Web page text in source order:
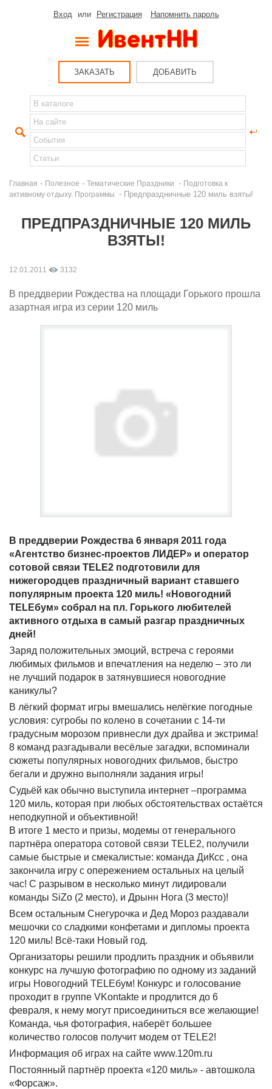
Вход или Регистрация Напомнить пароль
ЗАКАЗАТЬ ДОБАВИТЬ
Главная - Полезное - Тематические Праздники - Подготовка к
активному отдыху. Программы
- Предпраздничные 120 миль взяты!
ПРЕДПРАЗДНИЧНЫЕ 120 МИЛЬ
ВЗЯТЫ!
12.01.2011 3132
В преддверии Рождества на площади Горького прошла
азартная игра из серии 120 миль
В преддверии Рождества 6 января 2011 года
«Агентство бизнес-проектов ЛИДЕР» и оператор
сотовой связи TELE2 подготовили для
нижегородцев праздничный вариант ставшего
популярным проекта 120 миль! «Новогодний
TELEбум» собрал на пл. Горького любителей
активного отдыха в самый разгар праздничных
дней!
Заряд положительных эмоций, встреча с героями
любимых фильмов и впечатления на неделю – это ли
не лучший подарок в затянувшиеся новогодние
каникулы?
В лёгкий формат игры вмешались нелёгкие погодные
условия: сугробы по колено в сочетании с 14-ти
градусным морозом привнесли дух драйва и экстрима!
8 команд разгадывали весёлые загадки, вспоминали
сюжеты популярных новогодних фильмов, быстро
бегали и дружно выполняли задания игры!
Судьёй как обычно выступила интернет –программа
120 миль, которая при любых обстоятельствах остаётся
неподкупной и объективной!
В итоге 1 место и призы, модемы от генерального
партнёра оператора сотовой связи TELE2, получили
самые быстрые и смекалистые: команда ДиКсс , она
закончила игру с опережением остальных на целый
час! С разрывом в несколько минут лидировали
команды SiZo (2 место), и Дрынн Нога (3 место)!
Всем остальным Снегурочка и Дед Мороз раздавали
мешочки со сладкими конфетами и дипломы проекта
120 миль! Всё-таки Новый год.
Организаторы решили продлить праздник и объявили
конкурс на лучшую фотографию по одному из заданий
игры Новогодний TELEбум! Конкурс и голосование
проходит в группе VKontakte и продлится до 6
февраля, к нему могут присоединиться все желающие!
Команда, чья фотография, наберёт большее
количество голосов получит модем от TELE2!
Информация об играх на сайте www.120m.ru
Постоянный партнёр проекта «120 миль» - автошкола
«Форсаж».